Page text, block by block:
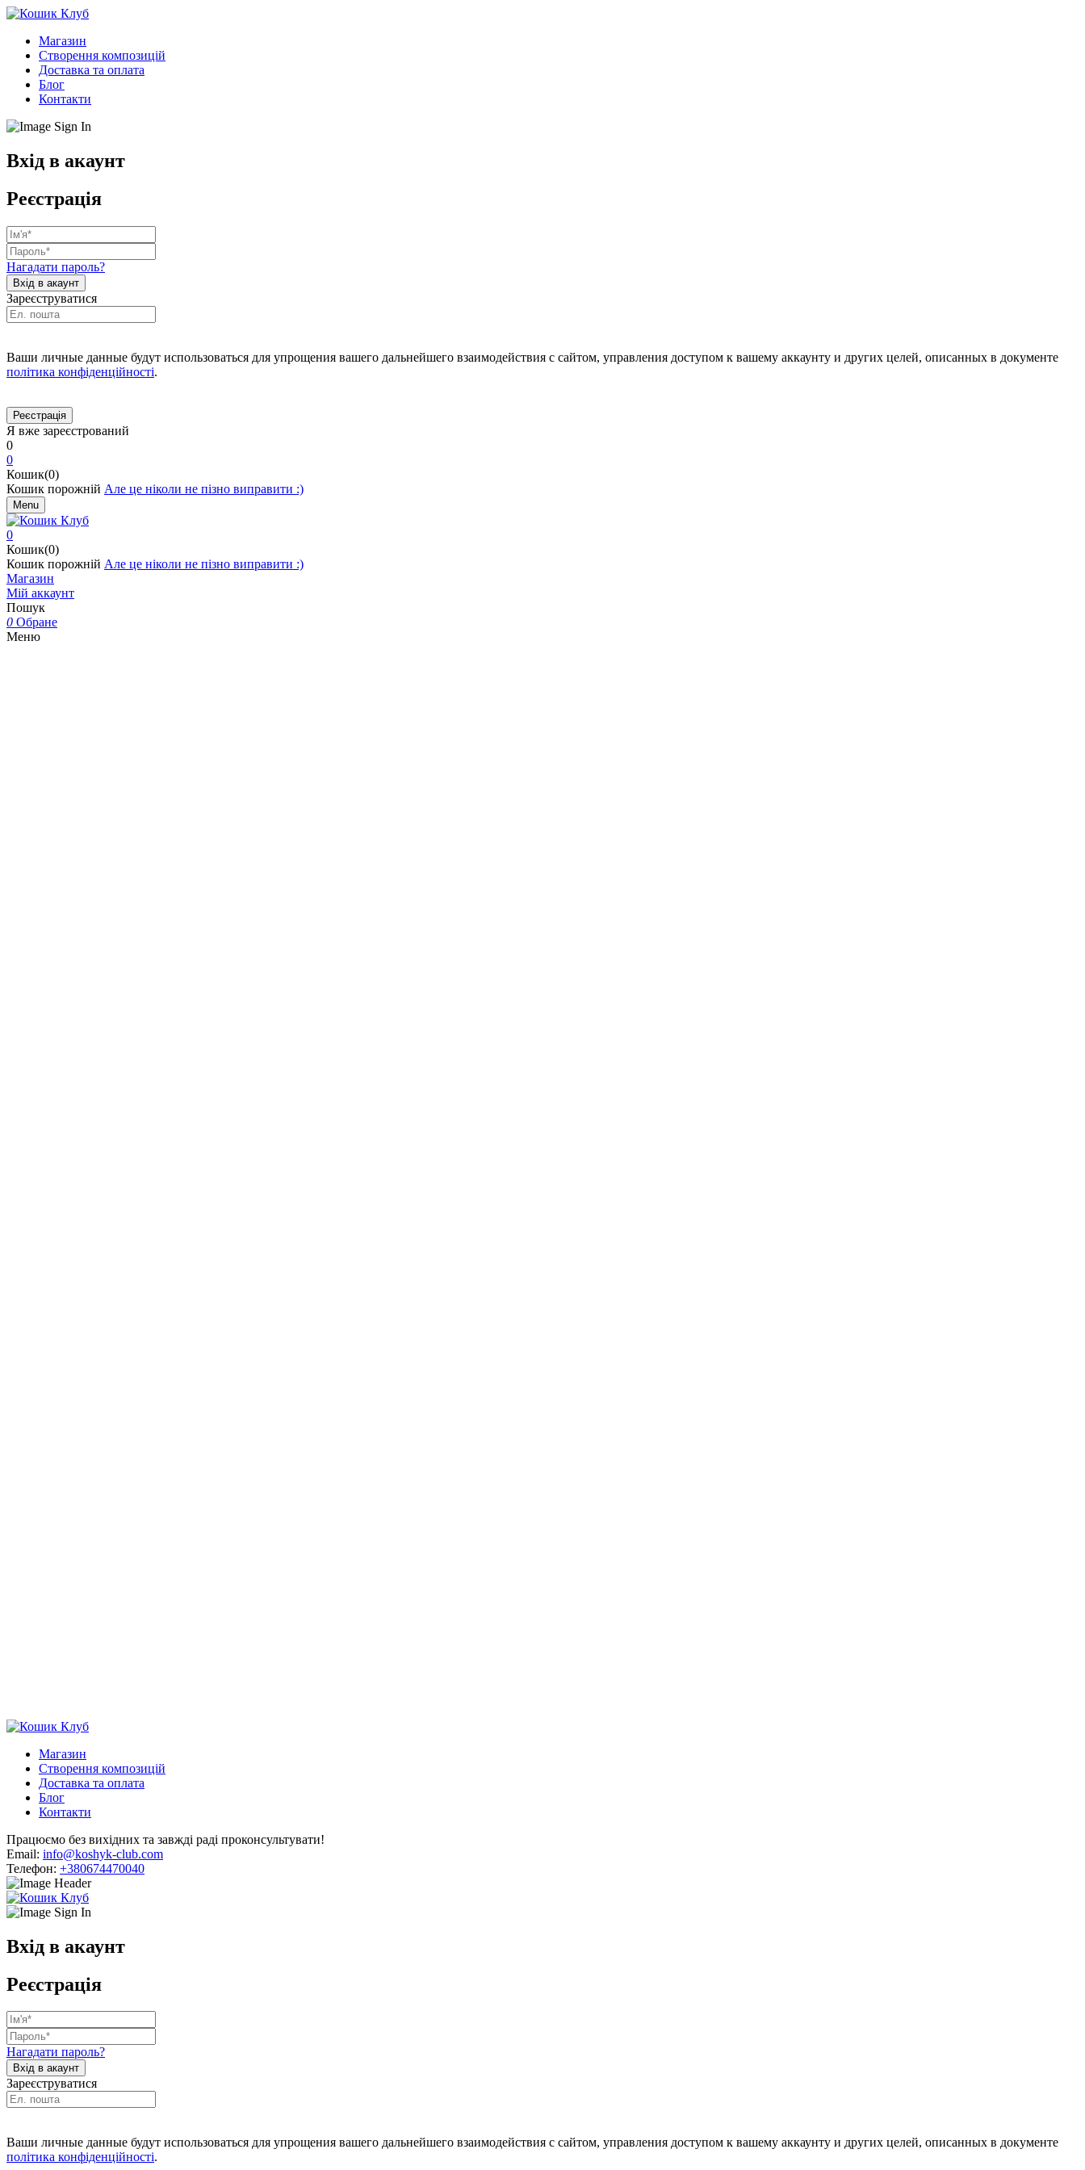
Магазин
Створення композицій
Доставка та оплата
Блог
Контакти
Вхід в акаунт
Реєстрація
Нагадати пароль?
Зареєструватися
Ваши личные данные будут использоваться для упрощения вашего дальнейшего взаимодействия с сайтом, управления доступом к вашему аккаунту и других целей, описанных в документе
політика конфіденційності.
Я вже зареєстрований
0
0
Кошик(0)
Кошик порожній Але це ніколи не пізно виправити :)
Menu
0
Кошик(0)
Кошик порожній Але це ніколи не пізно виправити :)
Магазин
Мій аккаунт
Пошук
0 Обране
Меню
Магазин
Створення композицій
Доставка та оплата
Блог
Контакти
Працюємо без вихідних та завжді раді проконсультувати!
Email: info@koshyk-club.com
Телефон: +380674470040
Вхід в акаунт
Реєстрація
Нагадати пароль?
Зареєструватися
Ваши личные данные будут использоваться для упрощения вашего дальнейшего взаимодействия с сайтом, управления доступом к вашему аккаунту и других целей, описанных в документе
політика конфіденційності.